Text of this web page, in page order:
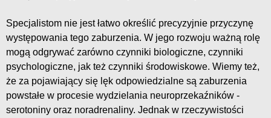
Specjalistom nie jest łatwo określić precyzyjnie przyczynę
występowania tego zaburzenia. W jego rozwoju ważną rolę
mogą odgrywać zarówno czynniki biologiczne, czynniki
psychologiczne, jak też czynniki środowiskowe. Wiemy też,
że za pojawiający się lęk odpowiedzialne są zaburzenia
powstałe w procesie wydzielania neuroprzekaźników -
serotoniny oraz noradrenaliny. Jednak w rzeczywistości